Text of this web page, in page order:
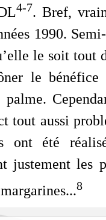
4-7. Bref,
1990.
le soit tout
le
palme.
tout aussi
ont été
justement les
8